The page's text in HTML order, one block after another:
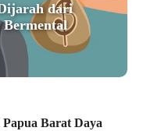
dari
Barat Daya